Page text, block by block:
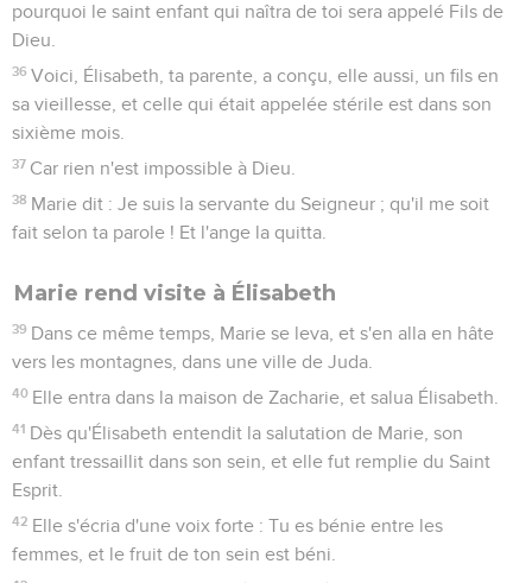
pourquoi le saint enfant qui naîtra de toi sera appelé Fils de
Dieu.
36 Voici, Élisabeth, ta parente, a conçu, elle aussi, un fils en
sa vieillesse, et celle qui était appelée stérile est dans son
sixième mois.
37 Car rien n'est impossible à Dieu.
38 Marie dit : Je suis la servante du Seigneur ; qu'il me soit
fait selon ta parole ! Et l'ange la quitta.
Marie rend visite à Élisabeth
39 Dans ce même temps, Marie se leva, et s'en alla en hâte
vers les montagnes, dans une ville de Juda.
40 Elle entra dans la maison de Zacharie, et salua Élisabeth.
41 Dès qu'Élisabeth entendit la salutation de Marie, son
enfant tressaillit dans son sein, et elle fut remplie du Saint
Esprit.
42 Elle s'écria d'une voix forte : Tu es bénie entre les
femmes, et le fruit de ton sein est béni.